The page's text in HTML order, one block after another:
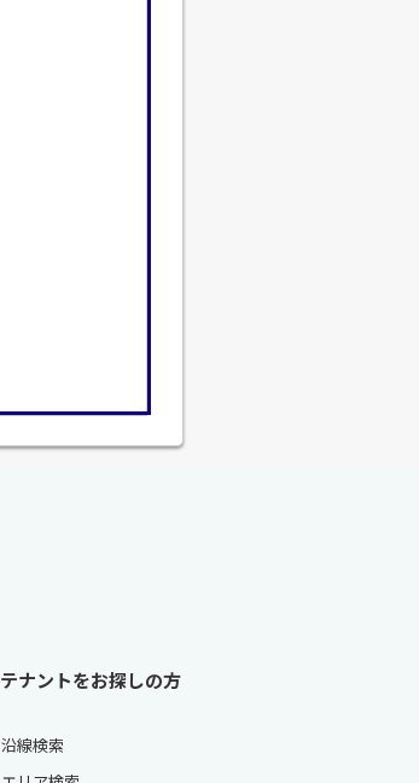
テナントをお探しの方
沿線検索